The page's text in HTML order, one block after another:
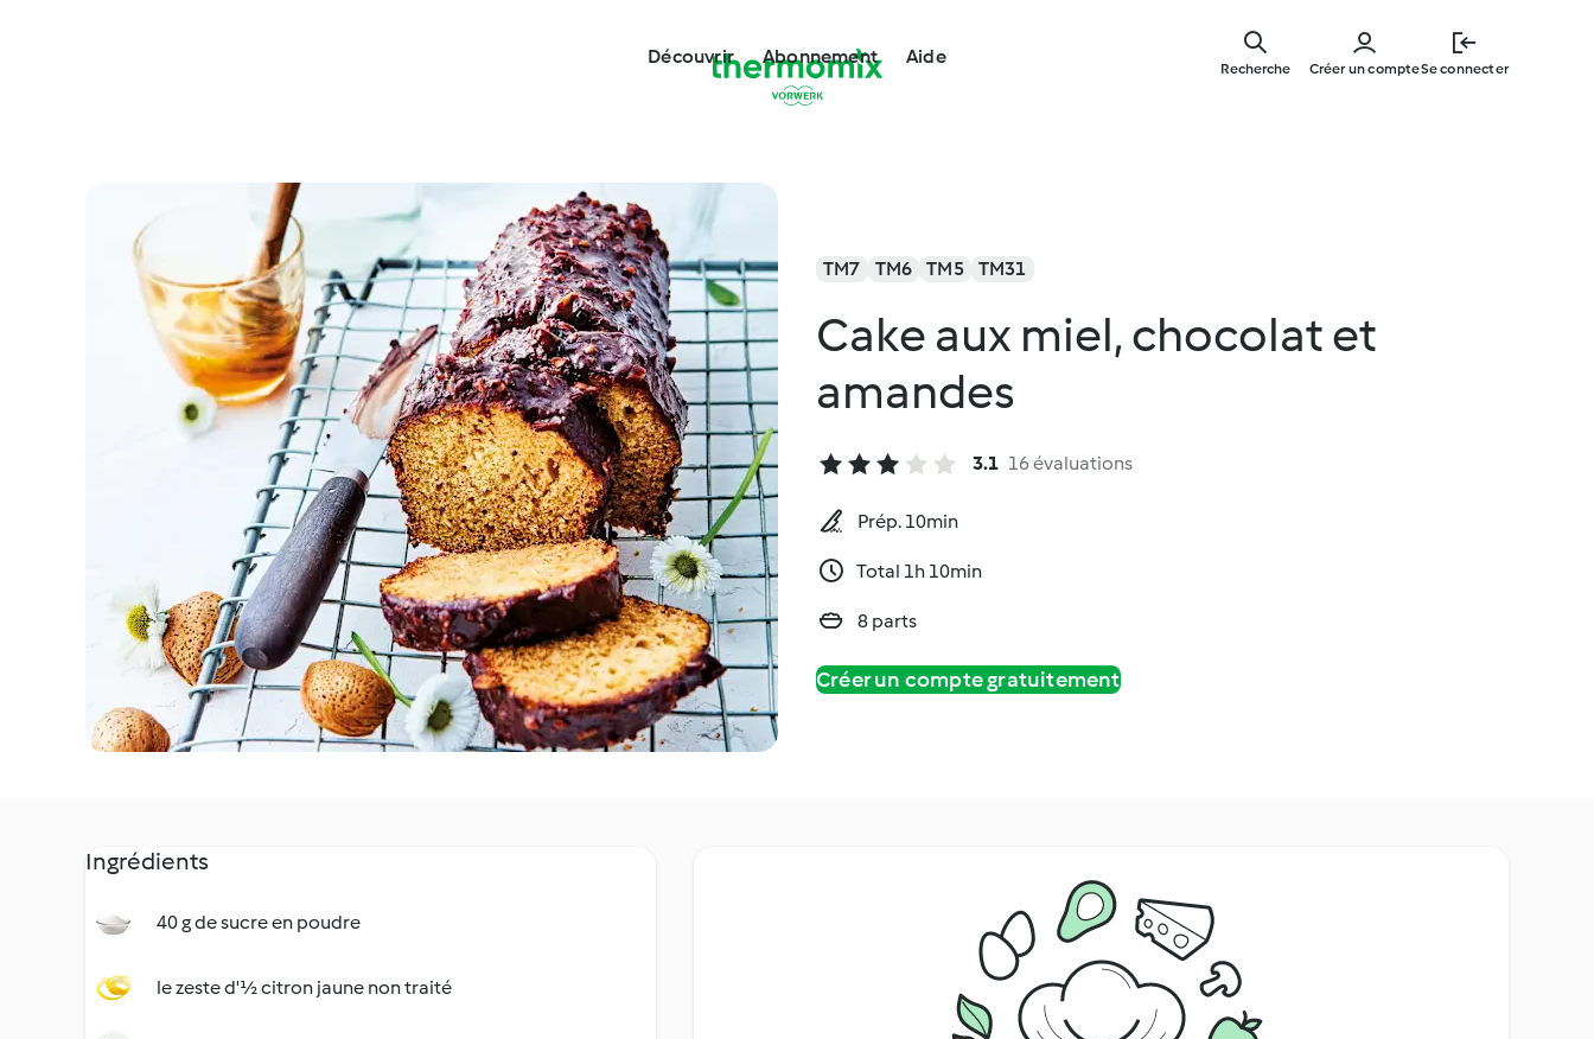
main
Découvrir Abonnement Aide
Créer un compteSe connecter
Recherche
TM7 TM6 TM5 TM31
Cake aux miel, chocolat et
amandes
3.1 16 évaluations
Prép. 10min
Total 1h 10min
8 parts
Créer un compte gratuitement
Ingrédients
40 g de sucre en poudre
le zeste d'½ citron jaune non traité